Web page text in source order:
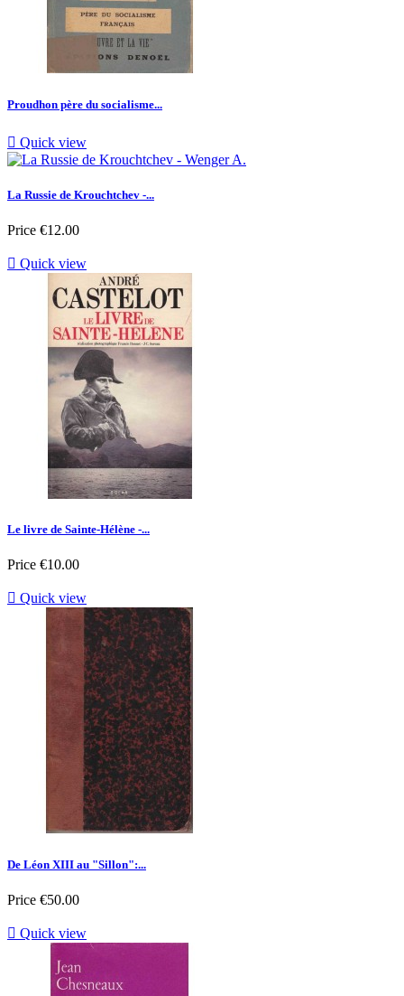
Proudhon père du socialisme...
 Quick view
La Russie de Krouchtchev -...
Price €12.00
 Quick view
Le livre de Sainte-Hélène -...
Price €10.00
 Quick view
De Léon XIII au "Sillon":...
Price €50.00
 Quick view